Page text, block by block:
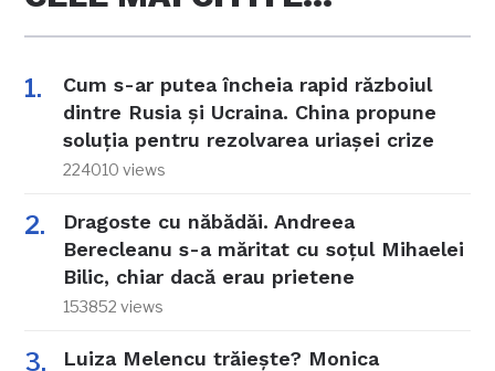
Cum s-ar putea încheia rapid războiul
dintre Rusia și Ucraina. China propune
soluția pentru rezolvarea uriașei crize
224010 views
Dragoste cu năbădăi. Andreea
Berecleanu s-a măritat cu soțul Mihaelei
Bilic, chiar dacă erau prietene
153852 views
Luiza Melencu trăiește? Monica